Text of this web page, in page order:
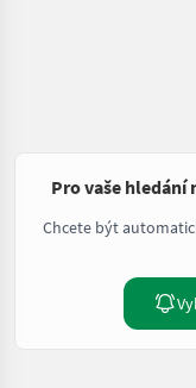
Pro vaše hledání
Chcete být